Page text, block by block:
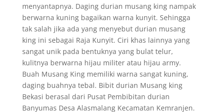
menyantapnya. Daging durian musang king nampak
berwarna kuning bagaikan warna kunyit. Sehingga
tak salah jika ada yang menyebut durian musang
king ini sebagai Raja Kunyit. Ciri khas lainnya yang
sangat unik pada bentuknya yang bulat telur,
kulitnya berwarna hijau militer atau hijau army.
Buah Musang King memiliki warna sangat kuning,
daging buahnya tebal. Bibit durian Musang king
Bekasi berasal dari Pusat Pembibitan durian
Banyumas Desa Alasmalang Kecamatan Kemranjen.